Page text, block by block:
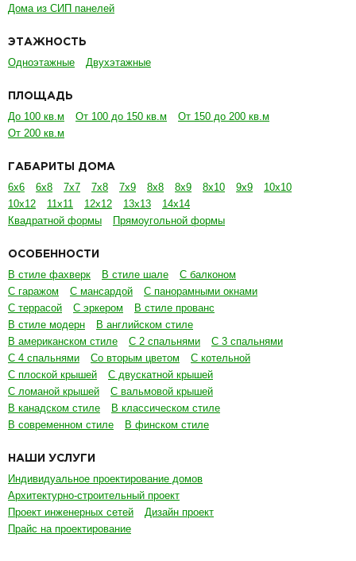
Дома из СИП панелей
ЭТАЖНОСТЬ
Одноэтажные Двухэтажные
ПЛОЩАДЬ
До 100 кв.м От 100 до 150 кв.м
От 150 до 200 кв.м
От 200 кв.м
ГАБАРИТЫ ДОМА
6х6 6х8 7х7 7х8 7х9 8х8 8х9 8х10 9х9
10х10
10х12
11х11 12х12 13х13
14х14
Квадратной формы
Прямоугольной формы
ОСОБЕННОСТИ
В стиле фахверк В стиле шале
С балконом
С гаражом
С мансардой
С панорамными окнами
С террасой
С эркером
В стиле прованс
В стиле модерн
В английском стиле
В американском стиле
С 2 спальнями
С 3 спальнями
С 4 спальнями
Со вторым цветом
С котельной
С плоской крышей
С двускатной крышей
С ломаной крышей
С вальмовой крышей
В канадском стиле
В классическом стиле
В современном стиле
В финском стиле
НАШИ УСЛУГИ
Индивидуальное проектирование домов
Архитектурно-строительный проект
Проект инженерных сетей
Дизайн проект
Прайс на проектирование